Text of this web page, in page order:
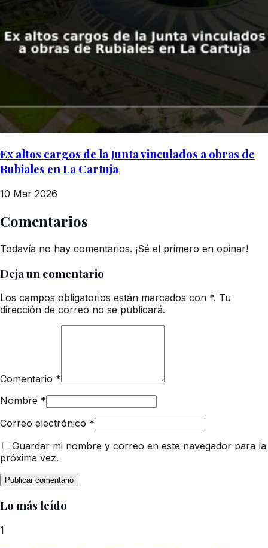
Ex altos cargos de la Junta vinculados a obras de
Rubiales en La Cartuja
10 Mar 2026
Comentarios
Todavía no hay comentarios. ¡Sé el primero en opinar!
Deja un comentario
Los campos obligatorios están marcados con *. Tu
dirección de correo no se publicará.
Comentario *
Nombre *
Correo electrónico *
Guardar mi nombre y correo en este navegador para la
próxima vez.
Lo más leído
1